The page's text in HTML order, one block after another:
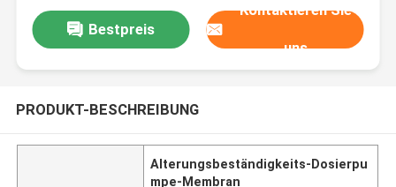
Bestpreis
Kontaktieren Sie
uns
PRODUKT-BESCHREIBUNG
Alterungsbeständigkeits-Dosierpu
mpe-Membran